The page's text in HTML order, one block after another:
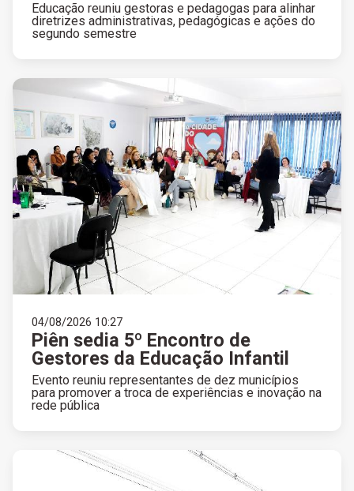
Educação reuniu gestoras e pedagogas para alinhar
diretrizes administrativas, pedagógicas e ações do
segundo semestre
04/08/2026 10:27
Piên sedia 5º Encontro de
Gestores da Educação Infantil
Evento reuniu representantes de dez municípios
para promover a troca de experiências e inovação na
rede pública